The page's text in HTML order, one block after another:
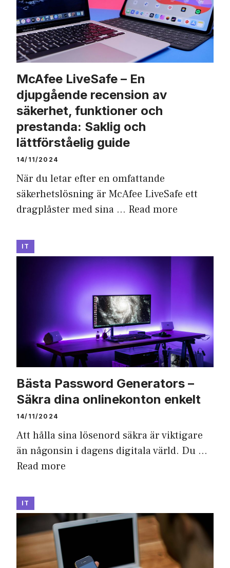
McAfee LiveSafe – En
djupgående recension av
säkerhet, funktioner och
prestanda: Saklig och
lättförståelig guide
14/11/2024
När du letar efter en omfattande
säkerhetslösning är McAfee LiveSafe ett
dragplåster med sina … Read more
IT
Bästa Password Generators –
Säkra dina onlinekonton enkelt
14/11/2024
Att hålla sina lösenord säkra är viktigare
än någonsin i dagens digitala värld. Du …
Read more
IT